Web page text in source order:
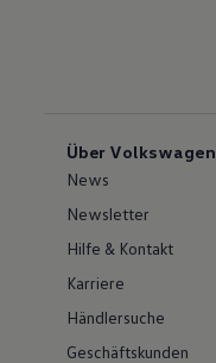
Über Volkswagen
News
Newsletter
Hilfe & Kontakt
Karriere
Händlersuche
Geschäftskunden